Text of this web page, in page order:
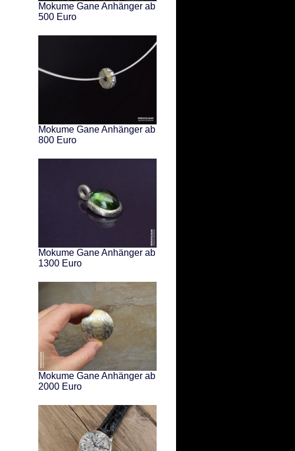
Mokume Gane Anhänger ab
500 Euro
Mokume Gane Anhänger ab
800 Euro
Mokume Gane Anhänger ab
1300 Euro
Mokume Gane Anhänger ab
2000 Euro